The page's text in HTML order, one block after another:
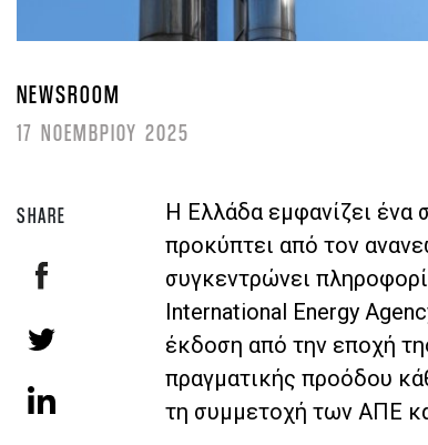
NEWSROOM
17 ΝΟΕΜΒΡΙΟΥ 2025
SHARE
Η Ελλάδα εμφανίζει ένα
προκύπτει από τον
συγκεντρώνει
International Energy
έκδοση από την εποχή
πραγματικής προόδου
τη συμμετοχή των ΑΠΕ